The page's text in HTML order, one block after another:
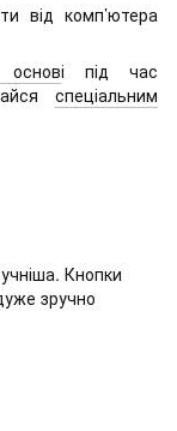
від комп’ютера
основі під час
спеціальним
Кнопки
зручно